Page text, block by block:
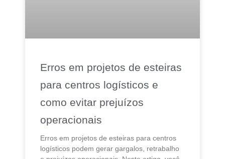
Erros em projetos de esteiras
para centros logísticos e
como evitar prejuízos
operacionais
Erros em projetos de esteiras para centros
logísticos podem gerar gargalos, retrabalho